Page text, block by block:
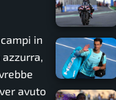
in
avuto